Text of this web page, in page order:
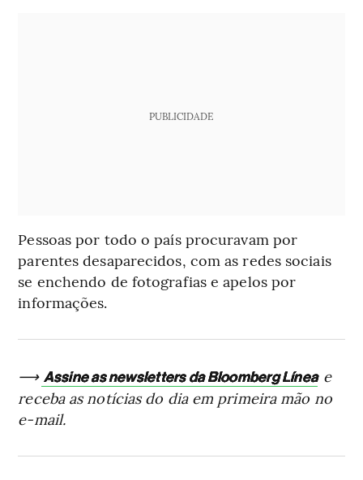
PUBLICIDADE
Pessoas por todo o país procuravam por
parentes desaparecidos, com as redes sociais
se enchendo de fotografias e apelos por
informações.
⟶ Assine as newsletters da Bloomberg Línea e
receba as notícias do dia em primeira mão no
e-mail.